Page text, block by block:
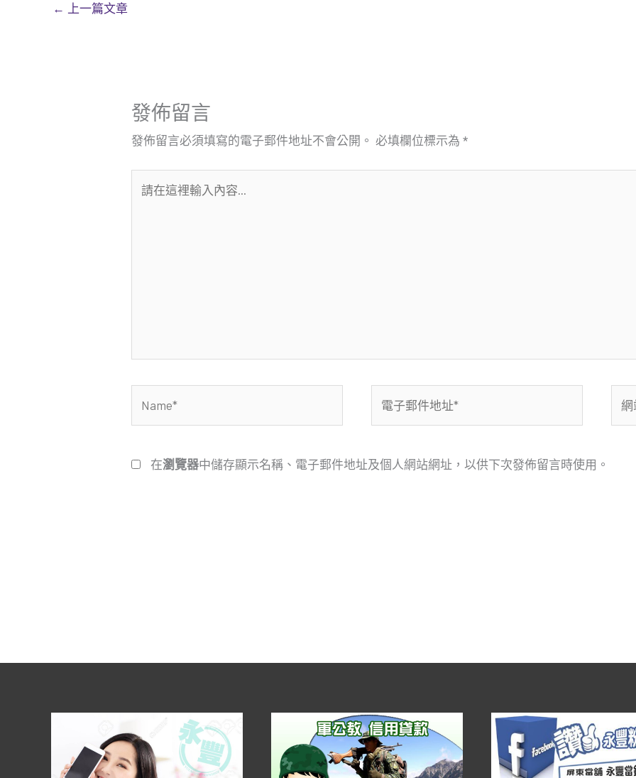
← 上一篇文章
發佈留言
發佈留言必須填寫的電子郵件地址不會公開。 必填欄位標示為*
在
件
站
在瀏覽器中儲存顯示名稱、電子郵件地址及個人網站網址，以供下次發佈留言時使用。